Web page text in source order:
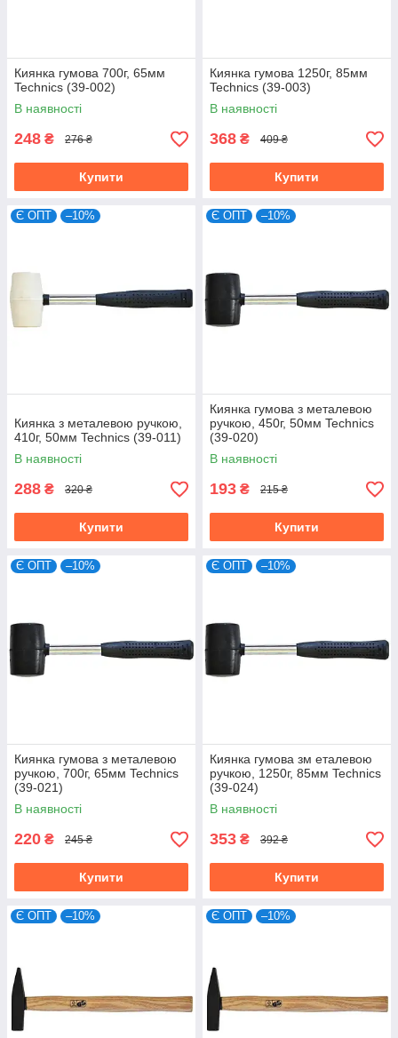
Киянка гумова 700г, 65мм
Technics (39-002)
В наявності
248 ₴ 276 ₴
Купити
Киянка гумова 1250г, 85мм
Technics (39-003)
В наявності
368 ₴ 409 ₴
Купити
Є ОПТ –10%
Киянка з металевою ручкою,
410г, 50мм Technics (39-011)
В наявності
288 ₴ 320 ₴
Купити
Є ОПТ –10%
Киянка гумова з металевою
ручкою, 450г, 50мм Technics
(39-020)
В наявності
193 ₴ 215 ₴
Купити
Є ОПТ –10%
Киянка гумова з металевою
ручкою, 700г, 65мм Technics
(39-021)
В наявності
220 ₴ 245 ₴
Купити
Є ОПТ –10%
Киянка гумова зм еталевою
ручкою, 1250г, 85мм Technics
(39-024)
В наявності
353 ₴ 392 ₴
Купити
Є ОПТ –10% Є ОПТ –10%